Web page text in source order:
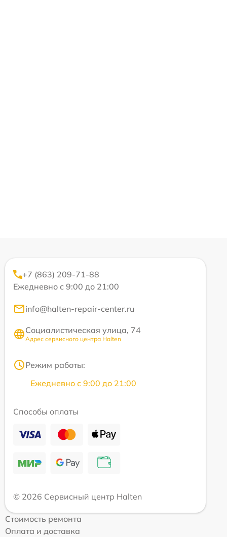
+7 (863) 209-71-88
Ежедневно с 9:00 до 21:00
info@halten-repair-center.ru
Социалистическая улица, 74
Адрес сервисного центра Halten
Режим работы:
Ежедневно с 9:00 до 21:00
Способы оплаты
© 2026 Сервисный центр Halten
Стоимость ремонта
Оплата и доставка